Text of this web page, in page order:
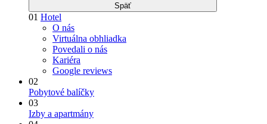
Späť
01 Hotel
O nás
Virtuálna obhliadka
Povedali o nás
Kariéra
Google reviews
02
Pobytové balíčky
03
Izby a apartmány